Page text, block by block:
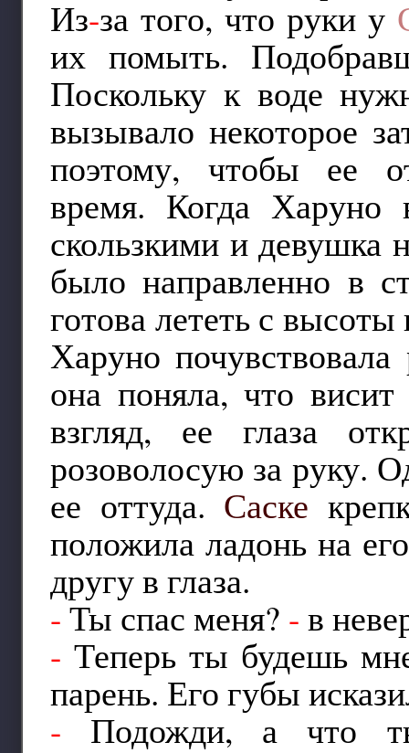
Из-за того, что руки у
их помыть.
Поскольку к воде
вызывало некоторое
поэтому, чтобы ее
время. Когда Харуно
скользкими и девушка
было направленно в
готова лететь с
Харуно
она поняла, что
взгляд, ее глаза
розоволосую за руку.
ее оттуда. Саске
положила ладонь на
другу в глаза.
-Ты спас меня? -в
- Теперь ты будешь
парень. Его губы
- Подожди, а что